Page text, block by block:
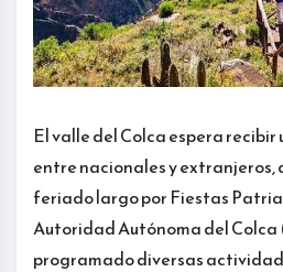
El valle del Colca espera
entre nacionales y extranjeros,
feriado largo por Fiestas
Autoridad Autónoma del Colca
programado diversas